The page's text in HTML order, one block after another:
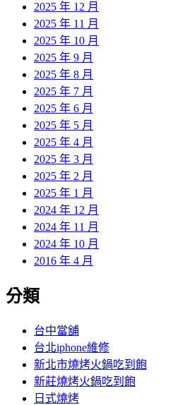
2025 年 12 月
2025 年 11 月
2025 年 10 月
2025 年 9 月
2025 年 8 月
2025 年 7 月
2025 年 6 月
2025 年 5 月
2025 年 4 月
2025 年 3 月
2025 年 2 月
2025 年 1 月
2024 年 12 月
2024 年 11 月
2024 年 10 月
2016 年 4 月
分類
台中當舖
台北iphone維修
新北市燒烤火鍋吃到飽
新莊燒烤火鍋吃到飽
日式燒烤